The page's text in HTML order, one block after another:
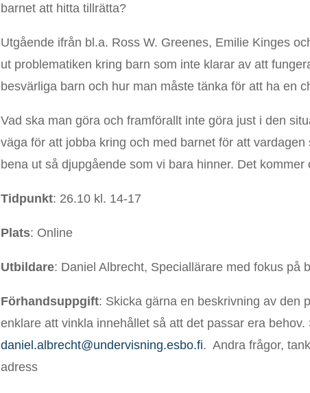
barnet att hitta tillrätta?
Utgående ifrån bl.a. Ross W. Greenes, Emilie Kinges
ut problematiken kring barn som inte klarar av att
besvärliga barn och hur man måste tänka för att ha en
Vad ska man göra och framförallt inte göra just i den
väga för att jobba kring och med barnet för att
bena ut så djupgående som vi bara hinner. Det
Tidpunkt: 26.10 kl. 14-17
Plats: Online
Utbildare: Daniel Albrecht, Speciallärare med fokus på
Förhandsuppgift: Skicka gärna en beskrivning av den
enklare att vinkla innehållet så att det passar era
daniel.albrecht@undervisning.esbo.fi. Andra frågor,
adress